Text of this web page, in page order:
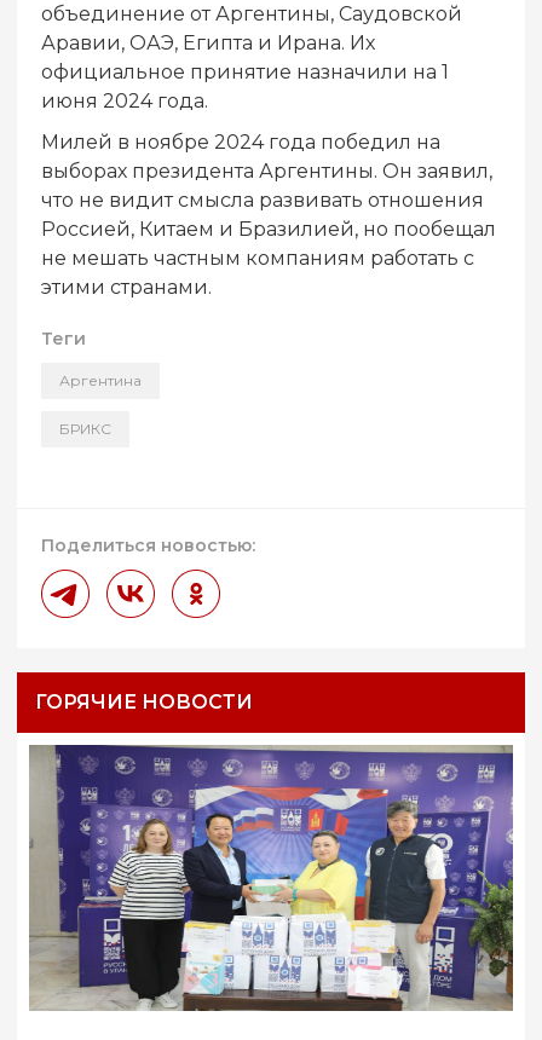
объединение от Аргентины, Саудовской
Аравии, ОАЭ, Египта и Ирана. Их
официальное принятие назначили на 1
июня 2024 года.
Милей в ноябре 2024 года победил на
выборах президента Аргентины. Он заявил,
что не видит смысла развивать отношения
Россией, Китаем и Бразилией, но пообещал
не мешать частным компаниям работать с
этими странами.
Теги
Аргентина
БРИКС
Поделиться новостью:
ГОРЯЧИЕ НОВОСТИ